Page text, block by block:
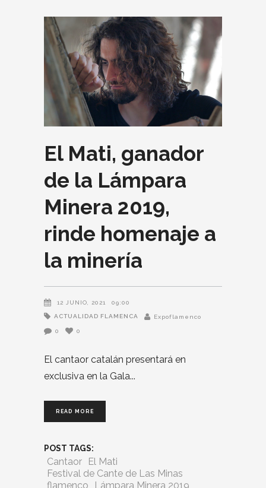
El Mati, ganador
de la Lámpara
Minera 2019,
rinde homenaje a
la minería
12 JUNIO, 2021 09:00
ACTUALIDAD FLAMENCA Expoflamenco
0 0
El cantaor catalán presentará en
exclusiva en la Gala
READ MORE
POST TAGS:
Cantaor
El Mati
Festival de Cante de Las Minas
flamenco
Lámpara Minera 2019